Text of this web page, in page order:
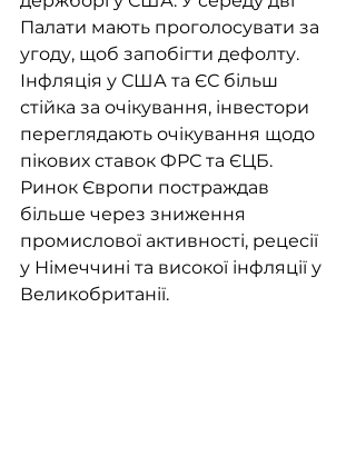
Палати мають проголосувати за
угоду, щоб запобігти дефолту.
Інфляція у США та ЄС більш
стійка за очікування, інвестори
переглядають очікування щодо
пікових ставок ФРС та ЄЦБ.
Ринок Європи постраждав
більше через зниження
промислової активності, рецесії
у Німеччині та високої інфляції у
Великобританії.